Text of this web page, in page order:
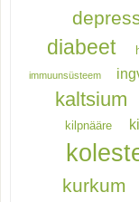
diabeet
immuunsüsteem
kaltsium
kilpnääre
kurkum